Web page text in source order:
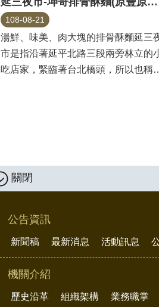
108-08-21
湯鮮、味美、肉大塊的排骨酥麵延三
市是指沿著延平北路三段兩旁林立的
吃店家，緊臨著台北橋頭，所以也稱
關閉
公告資訊
新聞稿 最新消息 活動訊息
機關介紹
歷史沿革 組織架構 業務職掌